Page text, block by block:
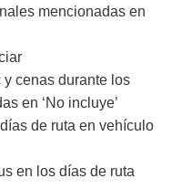
mencionadas en
cenas durante los
en ‘No incluye’
de ruta en vehículo
en los días de ruta